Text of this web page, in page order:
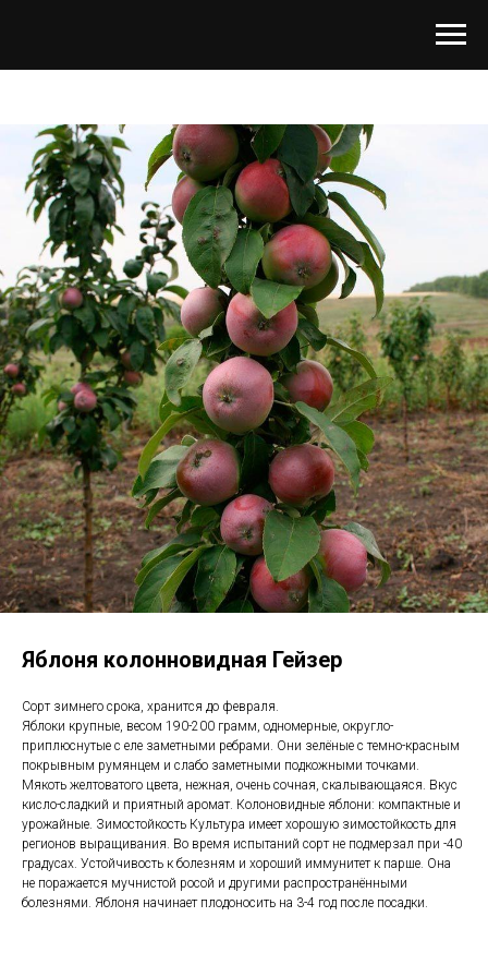
Яблоня колонновидная Гейзер
Сорт зимнего срока, хранится до февраля.
Яблоки крупные, весом 190-200 грамм, одномерные, округло-
приплюснутые с еле заметными ребрами. Они зелёные с темно-красным
покрывным румянцем и слабо заметными подкожными точками.
Мякоть желтоватого цвета, нежная, очень сочная, скалывающаяся. Вкус
кисло-сладкий и приятный аромат. Колоновидные яблони: компактные и
урожайные. Зимостойкость Культура имеет хорошую зимостойкость для
регионов выращивания. Во время испытаний сорт не подмерзал при -40
градусах. Устойчивость к болезням и хороший иммунитет к парше. Она
не поражается мучнистой росой и другими распространёнными
болезнями. Яблоня начинает плодоносить на 3-4 год после посадки.